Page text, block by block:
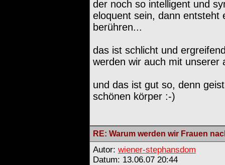
der noch so intelligent und
eloquent sein, dann entsteht
berühren...
das ist schlicht und
werden wir auch mit unserer
und das ist gut so, denn
schönen körper :-)
RE: Warum werden wir Frauen
Autor: wiener-stephansdom
Datum: 13.06.07 20:44